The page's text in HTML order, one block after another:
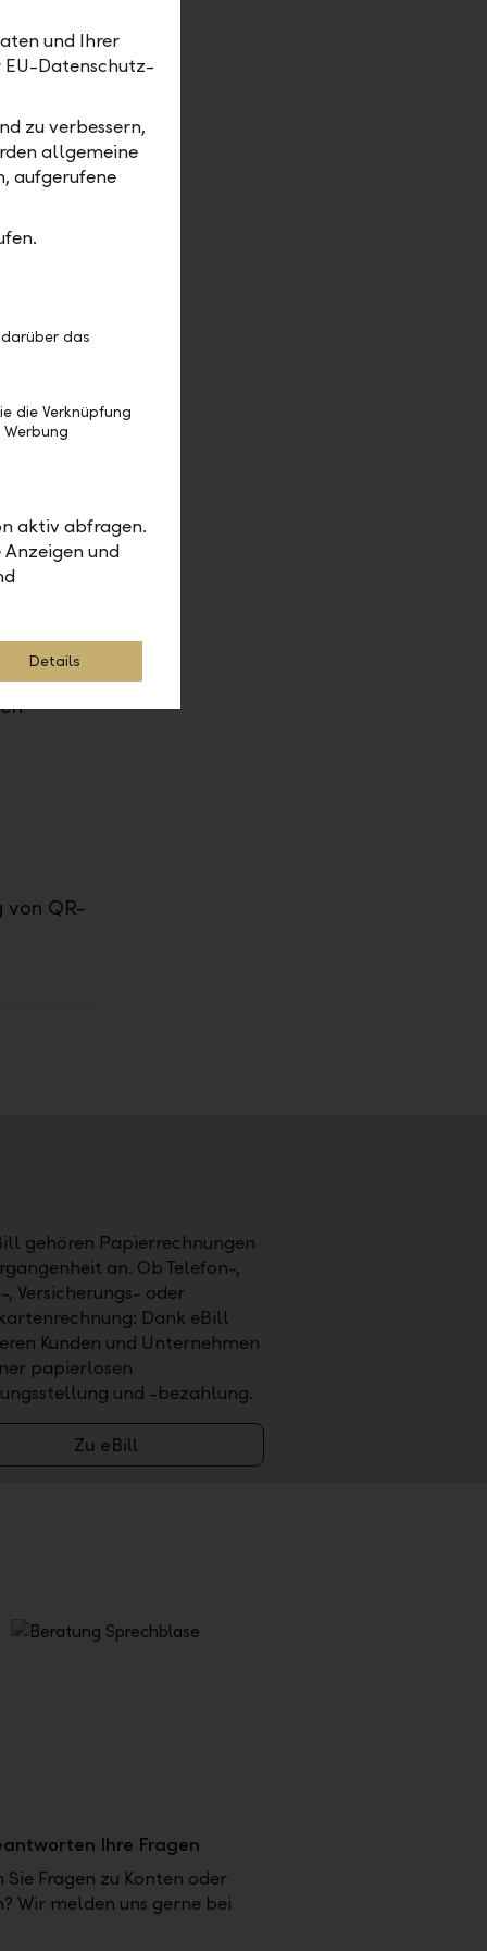
können
>
wir
von QR-
gehören Papierrechnungen
an. Ob Telefon-,
, Versicherungs- oder
Dank eBill
Kunden und Unternehmen
papierlosen
und -bezahlung.
Zu eBill
Ihre Fragen
Sie Fragen zu Konten oder
Wir melden uns gerne bei
und Ihrer
EU-Datenschutz-
zu verbessern,
allgemeine
aufgerufene
das
die Verknüpfung
aktiv abfragen.
und
Details